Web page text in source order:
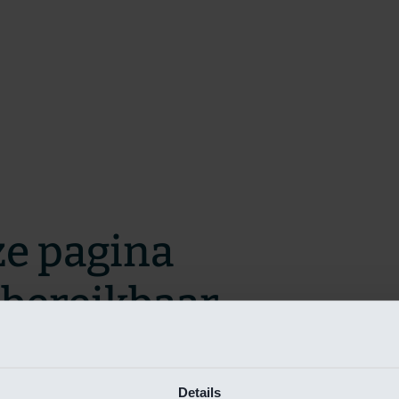
Details
pagina
zo snel mogelijk te verhelpen.